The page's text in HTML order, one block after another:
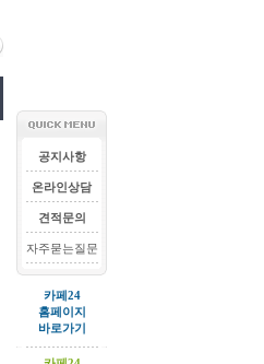
공지사항
온라인상담
견적문의
자주묻는질문
카페24
홈페이지
바로가기